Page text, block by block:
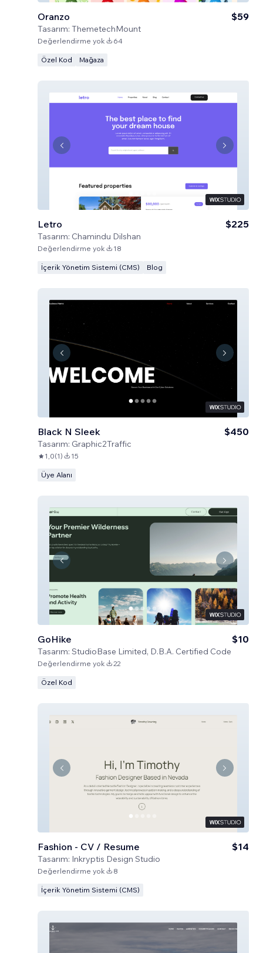
Oranzo
Tasarım: ThemetechMount
$59
Değerlendirme yok 64
Özel Kod Mağaza
Letro
Tasarım: Chamindu Dilshan
$225
Değerlendirme yok 18
İçerik Yönetim Sistemi (CMS) Blog
Black N Sleek
Tasarım: Graphic2Traffic
$450
1,0(1) 15
Üye Alanı
GoHike
Tasarım: StudioBase Limited, D.B.A. Certified Code
$10
Değerlendirme yok 22
Özel Kod
Fashion - CV / Resume
Tasarım: Inkryptis Design Studio
$14
Değerlendirme yok 8
İçerik Yönetim Sistemi (CMS)